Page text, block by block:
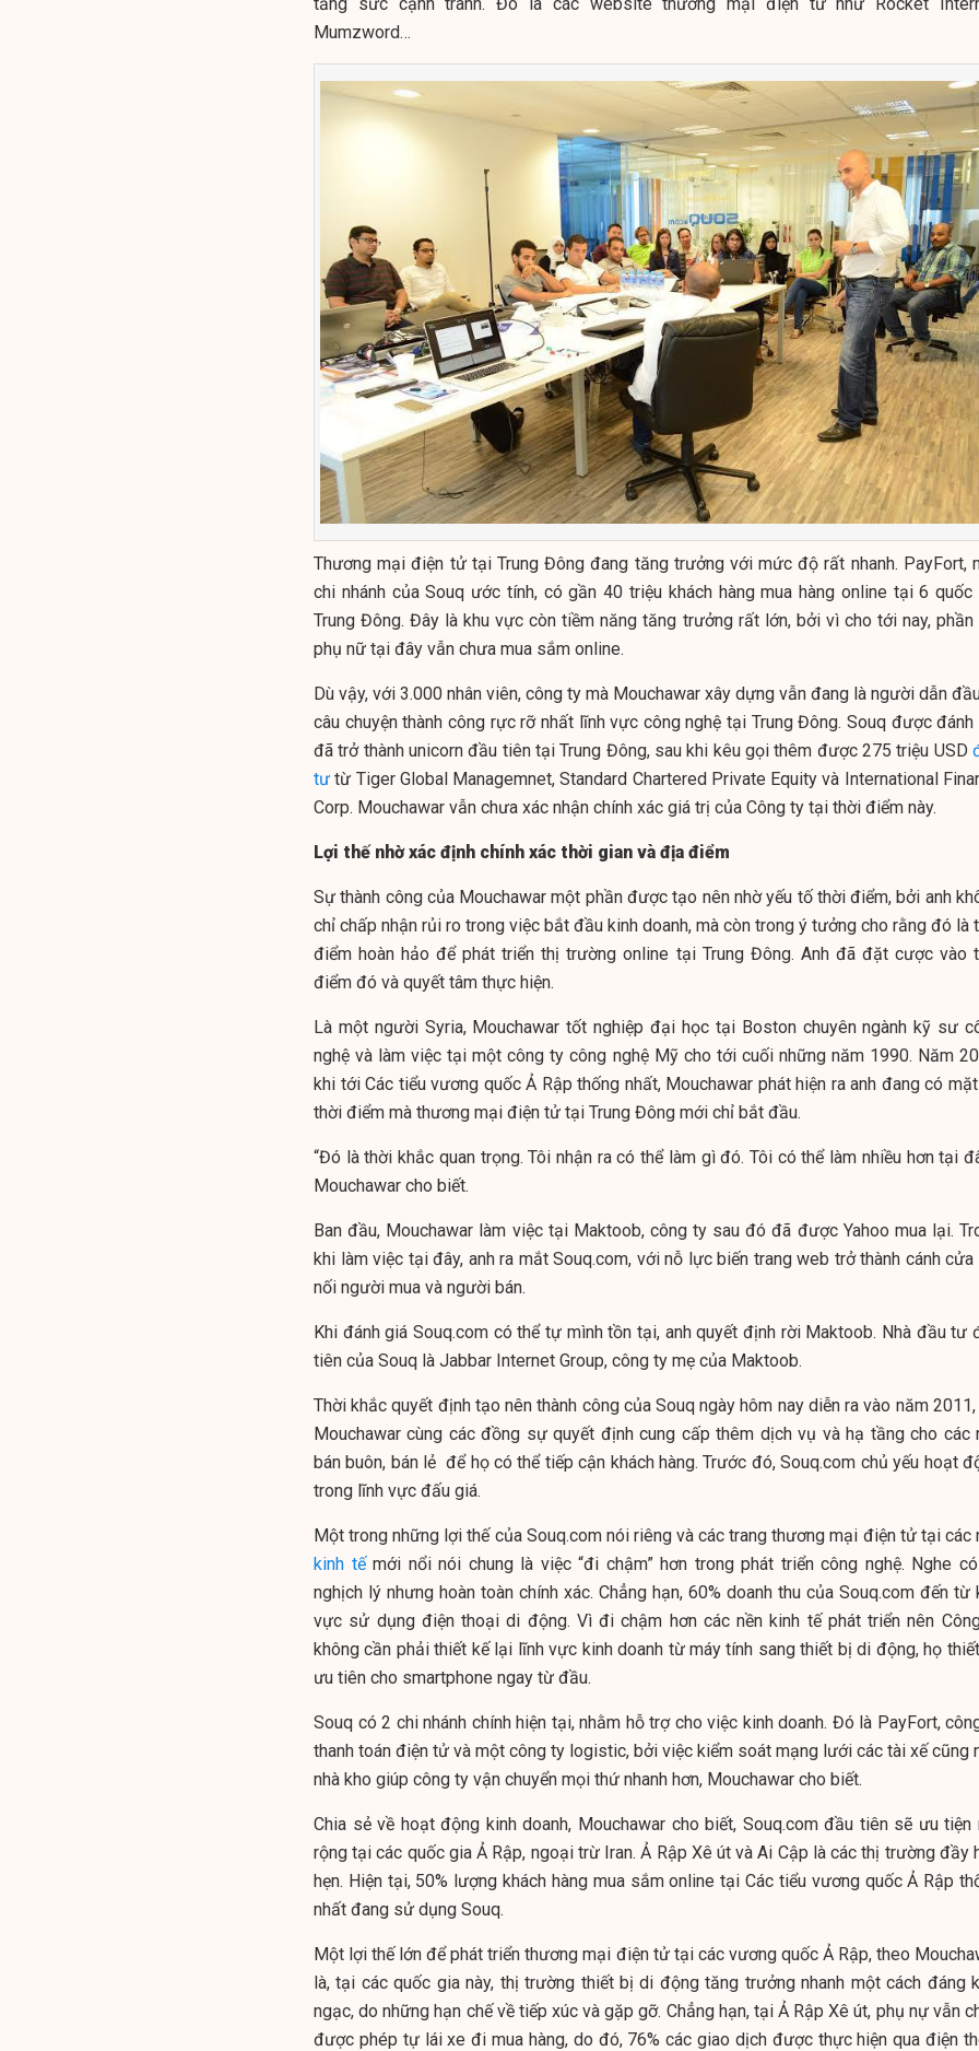
Mumzword…
Thương mại điện tử tại Trung Đông đang tăng trưởng với mức độ rất nhanh. PayFort,
chi nhánh của Souq ước tính, có gần 40 triệu khách hàng mua hàng online tại 6 quốc
Trung Đông. Đây là khu vực còn tiềm năng tăng trưởng rất lớn, bởi vì cho tới nay, phần
phụ nữ tại đây vẫn chưa mua sắm online.
Dù vậy, với 3.000 nhân viên, công ty mà Mouchawar xây dựng vẫn đang là người dẫn
câu chuyện thành công rực rỡ nhất lĩnh vực công nghệ tại Trung Đông. Souq được đánh
đã trở thành unicorn đầu tiên tại Trung Đông, sau khi kêu gọi thêm được 275 triệu USD
tư từ Tiger Global Managemnet, Standard Chartered Private Equity và International
Corp. Mouchawar vẫn chưa xác nhận chính xác giá trị của Công ty tại thời điểm này.
Lợi thế nhờ xác định chính xác thời gian và địa điểm
Sự thành công của Mouchawar một phần được tạo nên nhờ yếu tố thời điểm, bởi anh
chỉ chấp nhận rủi ro trong việc bắt đầu kinh doanh, mà còn trong ý tưởng cho rằng đó là
điểm hoàn hảo để phát triển thị trường online tại Trung Đông. Anh đã đặt cược vào
điểm đó và quyết tâm thực hiện.
Là một người Syria, Mouchawar tốt nghiệp đại học tại Boston chuyên ngành kỹ sư
nghệ và làm việc tại một công ty công nghệ Mỹ cho tới cuối những năm 1990. Năm
khi tới Các tiểu vương quốc Ả Rập thống nhất, Mouchawar phát hiện ra anh đang có
thời điểm mà thương mại điện tử tại Trung Đông mới chỉ bắt đầu.
“Đó là thời khắc quan trọng. Tôi nhận ra có thể làm gì đó. Tôi có thể làm nhiều hơn tại
Mouchawar cho biết.
Ban đầu, Mouchawar làm việc tại Maktoob, công ty sau đó đã được Yahoo mua lại.
khi làm việc tại đây, anh ra mắt Souq.com, với nỗ lực biến trang web trở thành cánh cửa
nối người mua và người bán.
Khi đánh giá Souq.com có thể tự mình tồn tại, anh quyết định rời Maktoob. Nhà đầu tư
tiên của Souq là Jabbar Internet Group, công ty mẹ của Maktoob.
Thời khắc quyết định tạo nên thành công của Souq ngày hôm nay diễn ra vào năm
Mouchawar cùng các đồng sự quyết định cung cấp thêm dịch vụ và hạ tầng cho các
bán buôn, bán lẻ để họ có thể tiếp cận khách hàng. Trước đó, Souq.com chủ yếu hoạt
trong lĩnh vực đấu giá.
Một trong những lợi thế của Souq.com nói riêng và các trang thương mại điện tử tại các
kinh tếmới nổi nói chung là việc “đi chậm” hơn trong phát triển công nghệ. Nghe
nghịch lý nhưng hoàn toàn chính xác. Chẳng hạn, 60% doanh thu của Souq.com đến từ
vực sử dụng điện thoại di động. Vì đi chậm hơn các nền kinh tế phát triển nên
không cần phải thiết kế lại lĩnh vực kinh doanh từ máy tính sang thiết bị di động, họ
ưu tiên cho smartphone ngay từ đầu.
Souq có 2 chi nhánh chính hiện tại, nhằm hỗ trợ cho việc kinh doanh. Đó là PayFort,
thanh toán điện tử và một công ty logistic, bởi việc kiểm soát mạng lưới các tài xế cũng
nhà kho giúp công ty vận chuyển mọi thứ nhanh hơn, Mouchawar cho biết.
Chia sẻ về hoạt động kinh doanh, Mouchawar cho biết, Souq.com đầu tiên sẽ ưu tiện
rộng tại các quốc gia Ả Rập, ngoại trừ Iran. Ả Rập Xê út và Ai Cập là các thị trường đầy
hẹn. Hiện tại, 50% lượng khách hàng mua sắm online tại Các tiểu vương quốc Ả Rập
nhất đang sử dụng Souq.
Một lợi thế lớn để phát triển thương mại điện tử tại các vương quốc Ả Rập, theo
là, tại các quốc gia này, thị trường thiết bị di động tăng trưởng nhanh một cách đáng
ngạc, do những hạn chế về tiếp xúc và gặp gỡ. Chẳng hạn, tại Ả Rập Xê út, phụ nự vẫn
được phép tự lái xe đi mua hàng, do đó, 76% các giao dịch được thực hiện qua điện